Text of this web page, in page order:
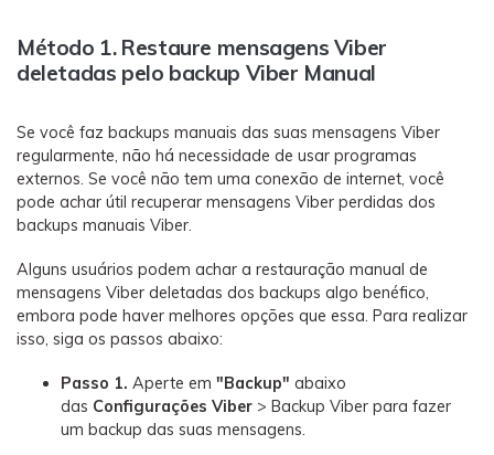
Método 1. Restaure mensagens Viber
deletadas pelo backup Viber Manual
Se você faz backups manuais das suas mensagens Viber
regularmente, não há necessidade de usar programas
externos. Se você não tem uma conexão de internet, você
pode achar útil recuperar mensagens Viber perdidas dos
backups manuais Viber.
Alguns usuários podem achar a restauração manual de
mensagens Viber deletadas dos backups algo benéfico,
embora pode haver melhores opções que essa. Para realizar
isso, siga os passos abaixo:
Passo 1. Aperte em "Backup" abaixo
das Configurações Viber > Backup Viber para fazer
um backup das suas mensagens.